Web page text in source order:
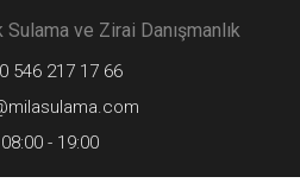
ve Zirai Danışmanlık
546 217 17 66
08:00 - 19:00